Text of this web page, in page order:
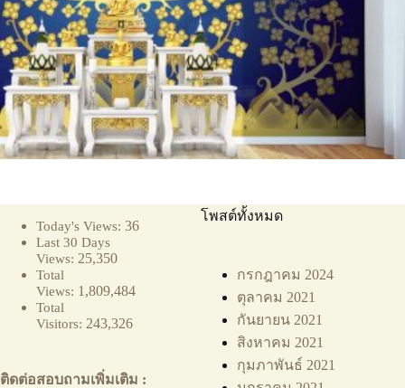
Today's Views: 36
Last 30 Days
Views: 25,350
Total
Views: 1,809,484
Total
Visitors: 243,326
ติดต่อสอบถามเพิ่มเติม :
โพสต์ทั้งหมด
กรกฎาคม 2024
ตุลาคม 2021
กันยายน 2021
สิงหาคม 2021
กุมภาพันธ์ 2021